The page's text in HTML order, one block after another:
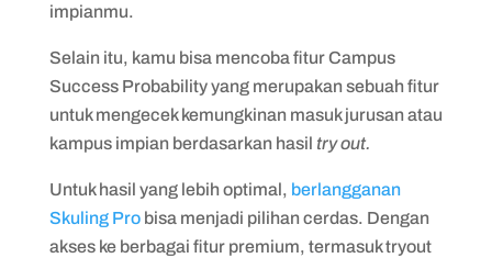
impianmu.
Selain itu, kamu bisa mencoba fitur Campus
Success Probability yang merupakan sebuah fitur
untuk mengecek kemungkinan masuk jurusan atau
kampus impian berdasarkan hasil try out.
Untuk hasil yang lebih optimal, berlangganan
Skuling Probisa menjadi pilihan cerdas. Dengan
akses ke berbagai fitur premium, termasuk tryout